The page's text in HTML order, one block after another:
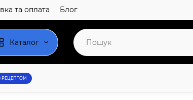
та оплата Блог
Каталог
РЕЦЕПТОМ